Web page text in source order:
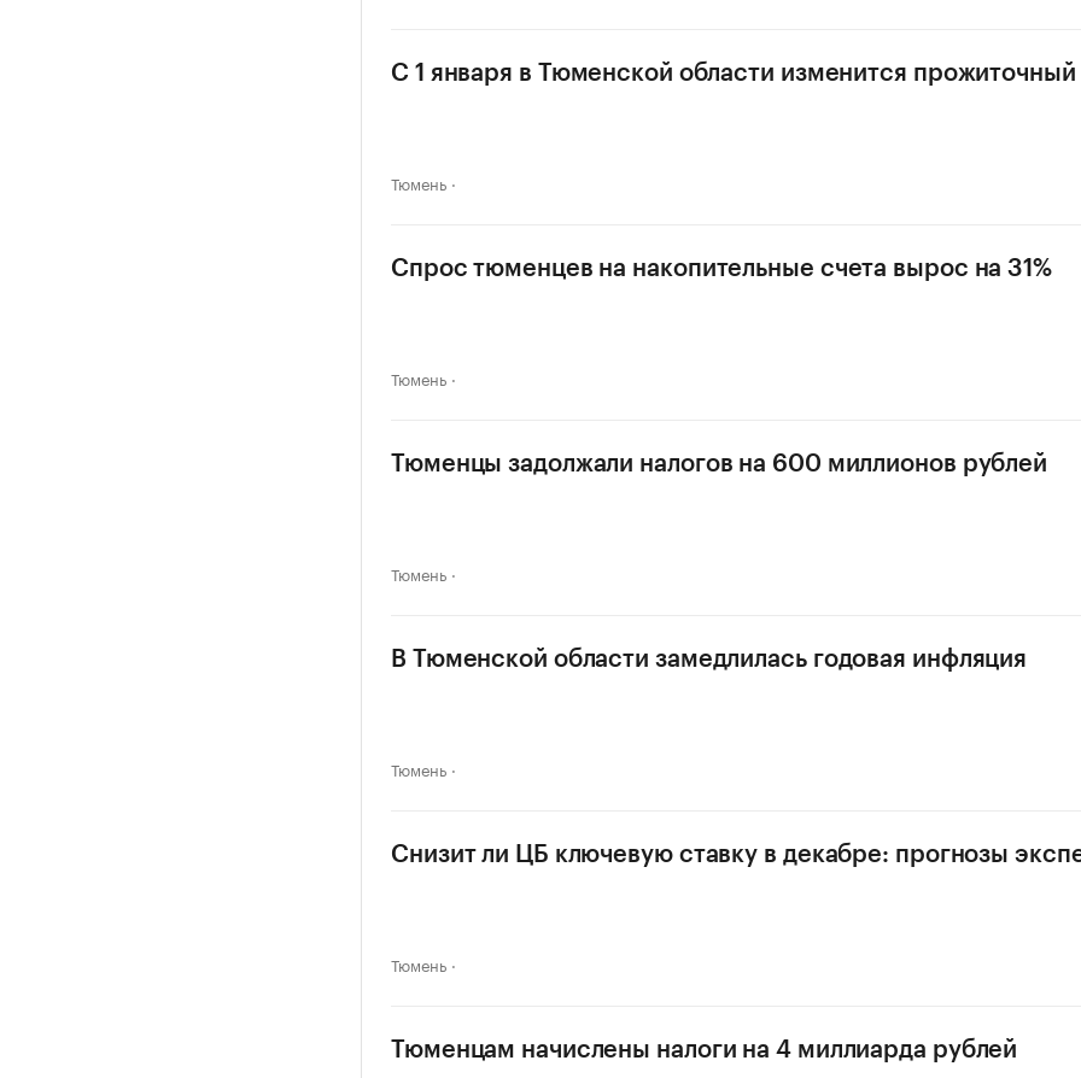
С 1 января в Тюменской области изменится
Тюмень
Спрос тюменцев на накопительные счета вырос на 31%
Тюмень
Тюменцы задолжали налогов на 600 миллионов рублей
Тюмень
В Тюменской области замедлилась годовая инфляция
Тюмень
Снизит ли ЦБ ключевую ставку в декабре: прогнозы
Тюмень
Тюменцам начислены налоги на 4 миллиарда рублей